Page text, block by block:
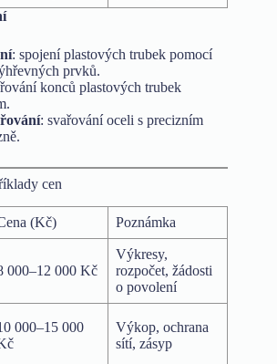
: spojení plastových trubek pomocí
prvků.
konců plastových trubek
: svařování oceli s precizním
cen
(Kč) Poznámka
000–12 000 Kč
Výkresy,
rozpočet, žádosti
o povolení
000–15 000
Výkop, ochrana
sítí, zásyp